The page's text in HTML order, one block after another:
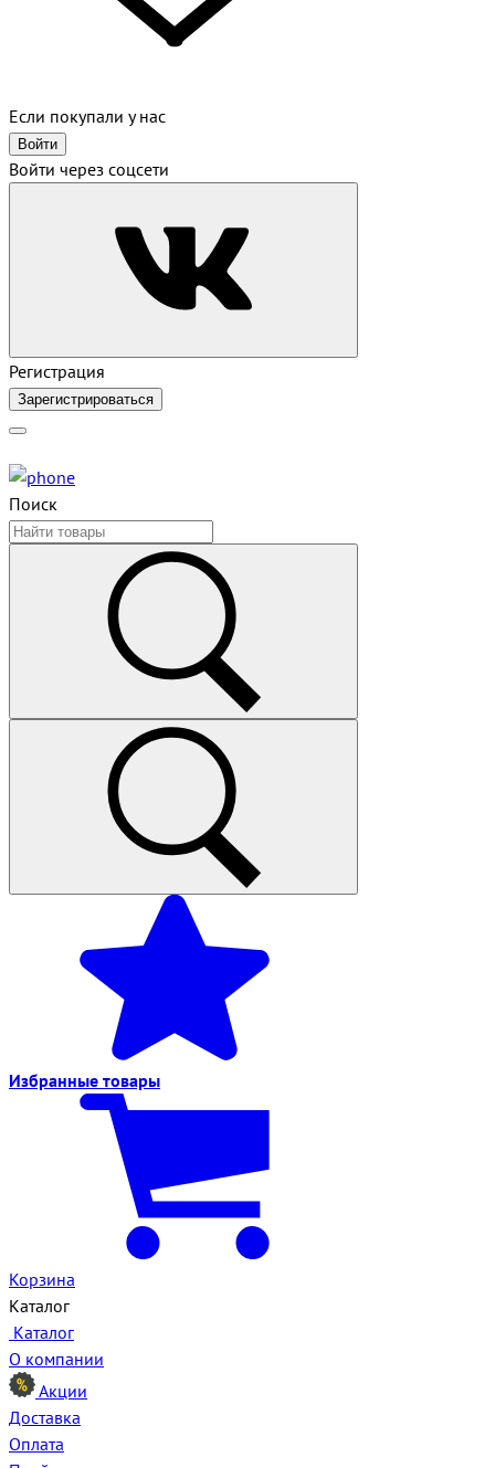
Если покупали у нас
Войти
Войти через соцсети
Регистрация
Зарегистрироваться
Поиск
Избранные товары
Корзина
Каталог
Каталог
О компании
Акции
Доставка
Оплата